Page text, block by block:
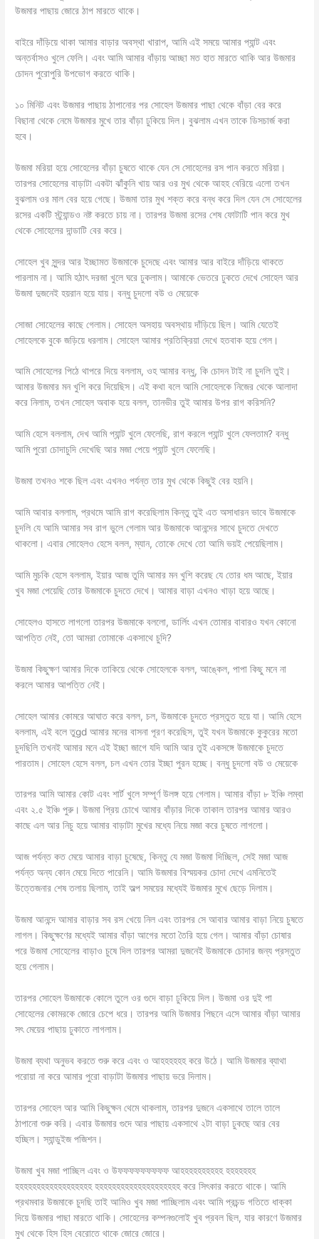
উজমার পাছায় জোরে ঠাপ মারতে থাকে।
বাইরে দাঁড়িয়ে থাকা আমার বাড়ার অবস্থা খারাপ, আমি এই সময়ে আমার প্যান্ট এবং
অন্তর্বাসও খুলে ফেলি। এবং আমি আমার বাঁড়ায় আচ্ছা মত হাত মারতে থাকি আর উজমার
চোদন পুরোপুরি উপভোগ করতে থাকি।
১০ মিনিট এবং উজমার পাছায় ঠাপানোর পর সোহেল উজমার পাছা থেকে বাঁড়া বের করে
বিছানা থেকে নেমে উজমার মুখে তার বাঁড়া ঢুকিয়ে দিল। বুঝলাম এখন তাকে ডিসচার্জ করা
হবে।
উজমা মরিয়া হয়ে সোহেলের বাঁড়া চুষতে থাকে যেন সে সোহেলের রস পান করতে মরিয়া।
তারপর সোহেলের বাড়াটা একটা ঝাঁকুনি খায় আর ওর মুখ থেকে আহহ বেরিয়ে এলো তখন
বুঝলাম ওর মাল বের হয়ে গেছে। উজমা তার মুখ শক্ত করে বন্ধ করে দিল যেন সে সোহেলের
রসের একটি স্ট্র্যান্ডও নষ্ট করতে চায় না। তারপর উজমা রসের শেষ ফোটাটি পান করে মুখ
থেকে সোহেলের দান্ডাটি বের করে।
সোহেল খুব সুন্দর আর ইচ্ছামত উজমাকে চুদেছে এবং আমার আর বাইরে দাঁড়িয়ে থাকতে
পারলাম না। আমি হঠাৎ দরজা খুলে ঘরে ঢুকলাম। আমাকে ভেতরে ঢুকতে দেখে সোহেল আর
উজমা দুজনেই হয়রান হয়ে যায়। বন্ধু চুদলো বউ ও মেয়েকে
সোজা সোহেলের কাছে গেলাম। সোহেল অসহায় অবস্থায় দাঁড়িয়ে ছিল। আমি যেতেই
সোহেলকে বুকে জড়িয়ে ধরলাম। সোহেল আমার প্রতিক্রিয়া দেখে হতবাক হয়ে গেল।
আমি সোহেলের পিঠে থাপরে দিয়ে বললাম, ওহ আমার বন্ধু, কি চোদন টাই না চুদলি তুই।
আমার উজমার মন খুশি করে দিয়েছিস। এই কথা বলে আমি সোহেলকে নিজের থেকে আলাদা
করে নিলাম, তখন সোহেল অবাক হয়ে বলল, তানভীর তুই আমার উপর রাগ করিসনি?
আমি হেসে বললাম, দেখ আমি প্যান্ট খুলে ফেলেছি, রাগ করলে প্যান্ট খুলে ফেলতাম? বন্ধু
আমি পুরো চোদাচুদি দেখেছি আর মজা পেয়ে প্যান্ট খুলে ফেলেছি।
উজমা তখনও শকে ছিল এবং এখনও পর্যন্ত তার মুখ থেকে কিছুই বের হয়নি।
আমি আবার বললাম, প্রথমে আমি রাগ করেছিলাম কিন্তু তুই এত অসাধারন ভাবে উজমাকে
চুদলি যে আমি আমার সব রাগ ভুলে গেলাম আর উজমাকে আনন্দের সাথে চুদতে দেখতে
থাকলো। এবার সোহেলও হেসে বলল, ম্যান, তোকে দেখে তো আমি ভয়ই পেয়েছিলাম।
আমি মুচকি হেসে বললাম, ইয়ার আজ তুমি আমার মন খুশি করেছ যে তোর ধম আছে, ইয়ার
খুব মজা পেয়েছি তোর উজমাকে চুদতে দেখে। আমার বাড়া এখনও খাড়া হয়ে আছে।
সোহেলও হাসতে লাগলো তারপর উজমাকে বললো, ডার্লিং এখন তোমার বাবারও যখন কোনো
আপত্তি নেই, তো আমরা তোমাকে একসাথে চুদি?
উজমা কিছুক্ষণ আমার দিকে তাকিয়ে থেকে সোহেলকে বলল, আঙ্কেল, পাপা কিছু মনে না
করলে আমার আপত্তি নেই।
সোহেল আমার কোমরে আঘাত করে বলল, চল, উজমাকে চুদতে প্রস্তুত হয়ে যা। আমি হেসে
বললাম, এই বলে তুgd আমার মনের বাসনা পূরণ করেছিস, তুই যখন উজমাকে কুকুরের মতো
চুদছিলি তখনই আমার মনে এই ইচ্ছা জাগে যদি আমি আর তুই একসঙ্গে উজমাকে চুদতে
পারতাম। সোহেল হেসে বলল, চল এখন তোর ইচ্ছা পুরন হচ্ছে। বন্ধু চুদলো বউ ও মেয়েকে
তারপর আমি আমার কোট এবং শার্ট খুলে সম্পূর্ণ উলঙ্গ হয়ে গেলাম। আমার বাঁড়া ৮ ইঞ্চি লম্বা
এবং ২.৫ ইঞ্চি পুরু। উজমা প্রিয় চোখে আমার বাঁড়ার দিকে তাকাল তারপর আমার আরও
কাছে এল আর নিচু হয়ে আমার বাড়াটা মুখের মধ্যে নিয়ে মজা করে চুষতে লাগলো।
আজ পর্যন্ত কত মেয়ে আমার বাড়া চুষেছে, কিন্তু যে মজা উজমা দিচ্ছিল, সেই মজা আজ
পর্যন্ত অন্য কোন মেয়ে দিতে পারেনি। আমি উজমার বিস্ময়কর চোদা দেখে এমনিতেই
উত্তেজনার শেষ তলায় ছিলাম, তাই অল্প সময়ের মধ্যেই উজমার মুখে ছেড়ে দিলাম।
উজমা আনন্দে আমার বাড়ার সব রস খেয়ে নিল এবং তারপর সে আবার আমার বাড়া নিয়ে চুষতে
লাগল। কিছুক্ষণের মধ্যেই আমার বাঁড়া আগের মতো তৈরি হয়ে গেল। আমার বাঁড়া চোষার
পরে উজমা সোহেলের বাড়াও চুষে দিল তারপর আমরা দুজনেই উজমাকে চোদার জন্য প্রস্তুত
হয়ে গেলাম।
তারপর সোহেল উজমাকে কোলে তুলে ওর গুদে বাড়া ঢুকিয়ে দিল। উজমা ওর দুই পা
সোহেলের কোমরকে জোরে চেপে ধরে। তারপর আমি উজমার পিছনে এসে আমার বাঁড়া আমার
সৎ মেয়ের পাছায় ঢুকাতে লাগলাম।
উজমা ব্যথা অনুভব করতে শুরু করে এবং ও আহহহহহহ করে উঠে। আমি উজমার ব্যাথা
পরোয়া না করে আমার পুরো বাড়াটা উজমার পাছায় ভরে দিলাম।
তারপর সোহেল আর আমি কিছুক্ষন থেমে থাকলাম, তারপর দুজনে একসাথে তালে তালে
ঠাপানো শুরু করি। এবার উজমার গুদে আর পাছায় একসাথে ২টা বাড়া ঢুকছে আর বের
হচ্ছিল। স্যান্ডুইজ পজিশন।
উজমা খুব মজা পাচ্ছিল এবং ও উফফফফফফফফফ আহহহহহহহহহহ হহহহহহহ
হহহহহহহহহহহহহহহহহহ হহহহহহহহহহহহহহহহহহহহ করে সিৎকার করতে থাকে। আমি
প্রথমবার উজমাকে চুদছি তাই আমিও খুব মজা পাচ্ছিলাম এবং আমি প্রচন্ড গতিতে ধাক্কা
দিয়ে উজমার পাছা মারতে থাকি। সোহেলের কম্পনগুলোই খুব প্রবল ছিল, যার কারণে উজমার
মুখ থেকে হিস হিস বেরোতে থাকে জোরে জোরে।